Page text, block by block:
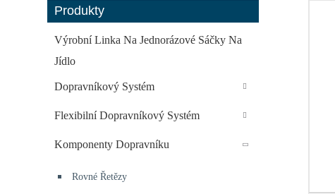
Produkty
Výrobní Linka Na Jednorázové Sáčky Na
Jídlo
Dopravníkový Systém
Flexibilní Dopravníkový Systém
Komponenty Dopravníku
Rovné Řetězy